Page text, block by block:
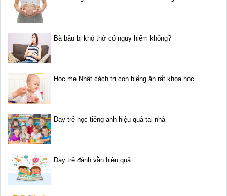
Bà bầu bị khó thở có nguy hiểm không?
Học mẹ Nhật cách trị con biếng ăn rất khoa học
Dạy trẻ học tiếng anh hiệu quả tại nhà
Dạy trẻ đánh vần hiệu quả